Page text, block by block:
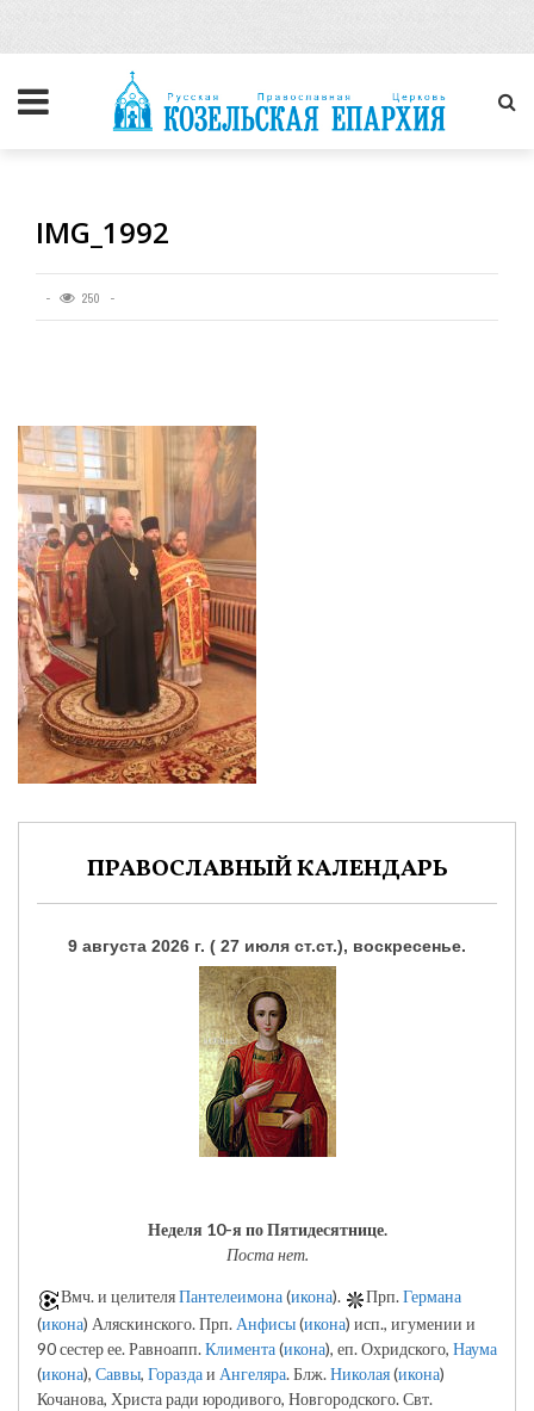
IMG_1992
250
ПРАВОСЛАВНЫЙ КАЛЕНДАРЬ
9 августа 2026 г. ( 27 июля ст.ст.), воскресенье.
Неделя 10-я по Пятидесятнице.
Поста нет.
Вмч. и целителяПантелеимона(икона). Прп.Германа
(икона) Аляскинского. Прп. Анфисы(икона) исп., игумении и
90 сестер ее. Равноапп.Климента(икона), еп. Охридского, Наума
(икона), Саввы, Гораздаи Ангеляра. Блж.Николая(икона)
Кочанова, Христа ради юродивого, Новгородского. Свт.